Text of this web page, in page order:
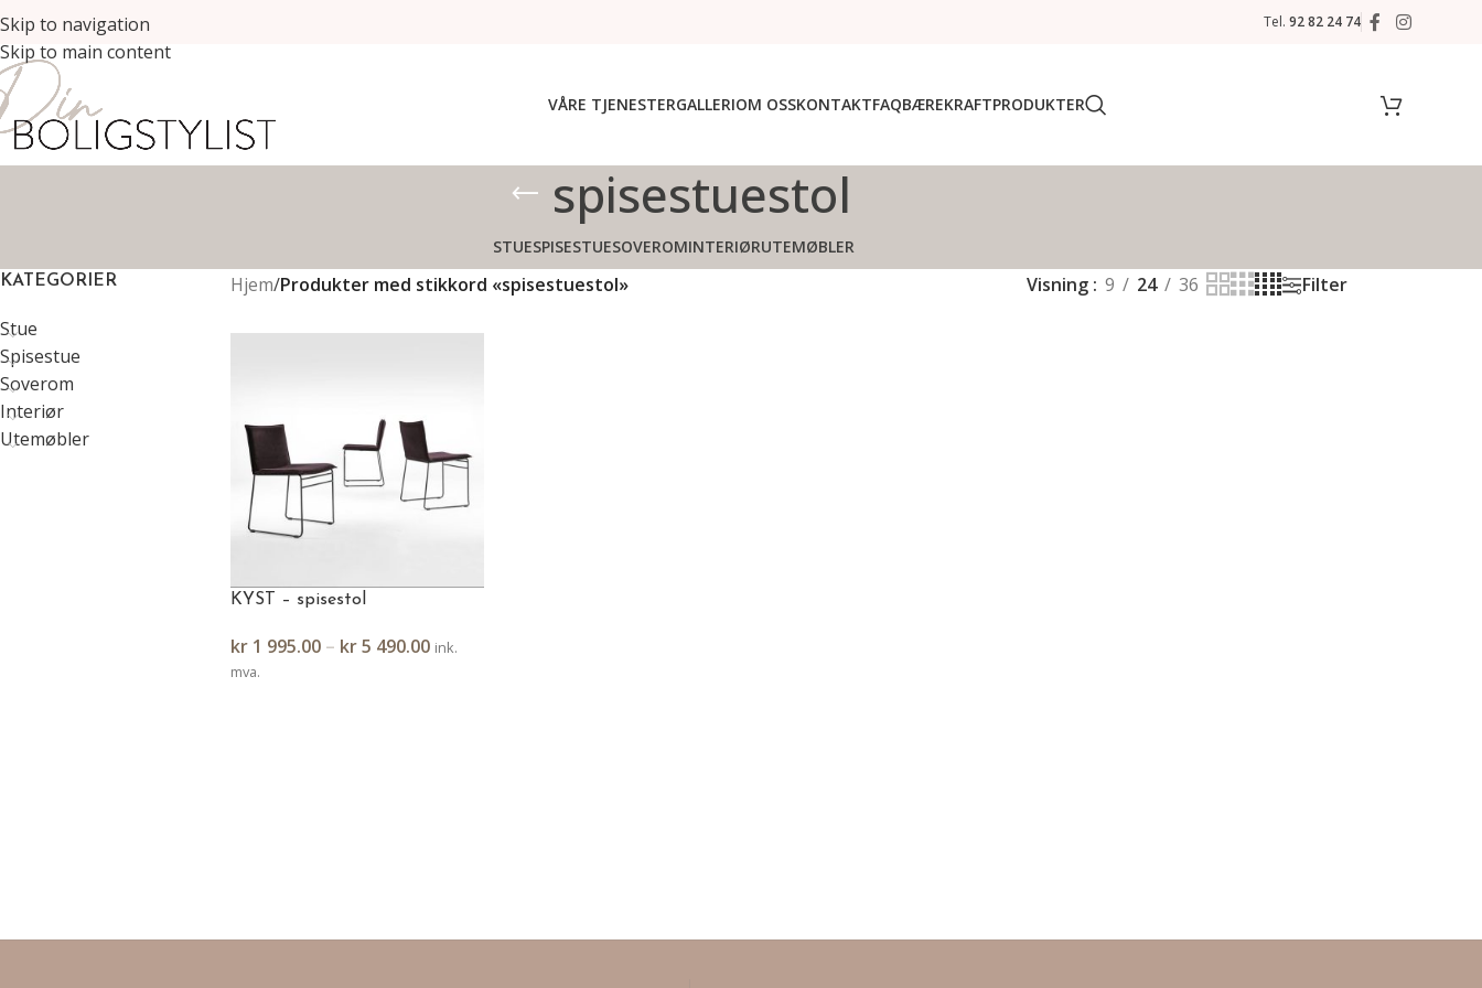
Skip to navigation
Skip to main content
Tel.92 82 24 74
VÅRE TJENESTERGALLERIOM OSSKONTAKTFAQBÆREKRAFTPRODUKTER
spisestuestol
STUESPISESTUESOVEROMINTERIØRUTEMØBLER
KATEGORIER
Stue
Spisestue
Soverom
Interiør
Utemøbler
Hjem/Produkter med stikkord «spisestuestol» Visning 9 24 36 Filter
KYST – spisestol
kr1 995.00 – kr5 490.00 ink.
mva.